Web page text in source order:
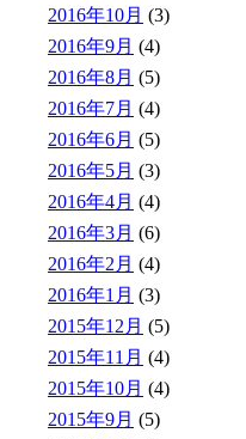
2016年10月 (3)
2016年9月 (4)
2016年8月 (5)
2016年7月 (4)
2016年6月 (5)
2016年5月 (3)
2016年4月 (4)
2016年3月 (6)
2016年2月 (4)
2016年1月 (3)
2015年12月 (5)
2015年11月 (4)
2015年10月 (4)
2015年9月 (5)